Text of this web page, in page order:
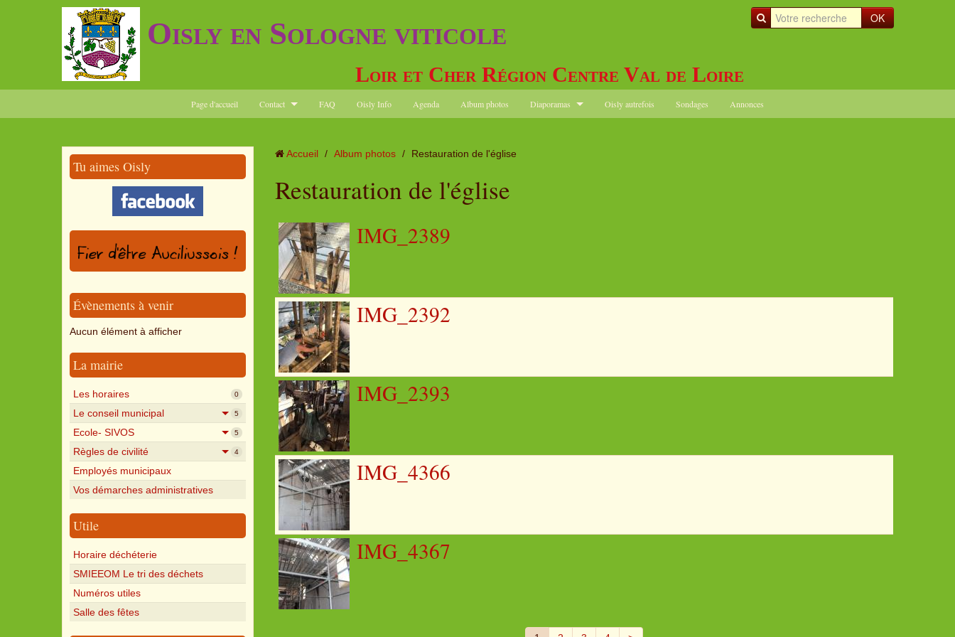
OK
Oisly en Sologne viticole
Loir et Cher Région Centre Val de Loire
Page d'accueil Contact FAQ Oisly Info Agenda Album photos Diaporamas Oisly autrefois Sondages Annonces
Tu aimes Oisly
Évènements à venir
Aucun élément à afficher
La mairie
Les horaires 0
Le conseil municipal 5
Ecole- SIVOS 5
Règles de civilité 4
Employés municipaux
Vos démarches administratives
Utile
Horaire déchéterie
SMIEEOM Le tri des déchets
Numéros utiles
Salle des fêtes
Accueil / Album photos / Restauration de l'église
Restauration de l'église
IMG_2389
IMG_2392
IMG_2393
IMG_4366
IMG_4367